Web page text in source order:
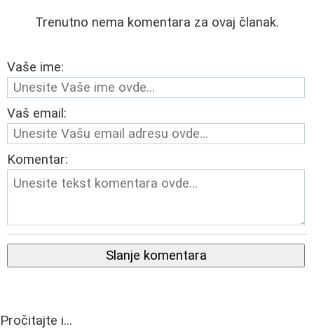
Trenutno nema komentara za ovaj članak.
Vaše ime:
Vaš email:
Komentar:
Slanje komentara
Pročitajte i...